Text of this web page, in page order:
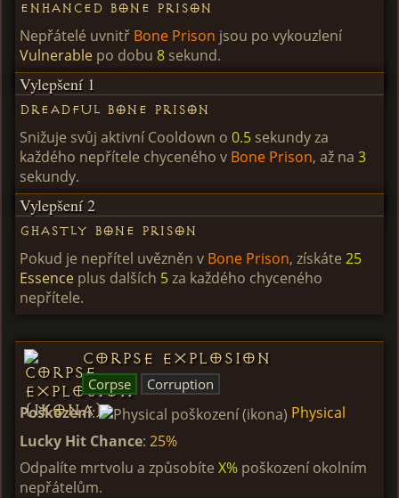
Enhanced Bone Prison
Nepřátelé uvnitř Bone Prison jsou po vykouzlení
Vulnerable po dobu 8 sekund.
Vylepšení 1
Dreadful Bone Prison
Snižuje svůj aktivní Cooldown o 0.5 sekundy za
každého nepřítele chyceného v Bone Prison, až na 3
sekundy.
Vylepšení 2
Ghastly Bone Prison
Pokud je nepřítel uvězněn v Bone Prison, získáte 25
Essence plus dalších 5za každého chyceného
nepřítele.
Corpse Explosion
Corpse Corruption
Poškození:
Physical
Lucky Hit Chance: 25%
Odpalíte mrtvolu a způsobíte X% poškození okolním
nepřátelům.